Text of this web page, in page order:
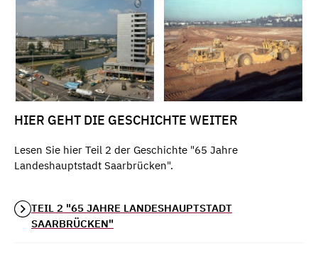
HIER GEHT DIE GESCHICHTE WEITER
Lesen Sie hier Teil 2 der Geschichte "65 Jahre
Landeshauptstadt Saarbrücken".
TEIL 2 "65 JAHRE LANDESHAUPTSTADT
SAARBRÜCKEN"